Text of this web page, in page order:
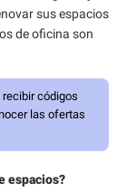
sus espacios
de oficina son
códigos
las ofertas
espacios?